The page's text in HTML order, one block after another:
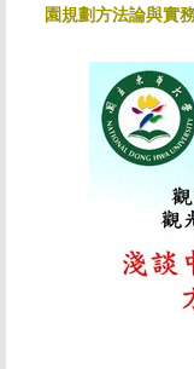
園規劃方法論與實